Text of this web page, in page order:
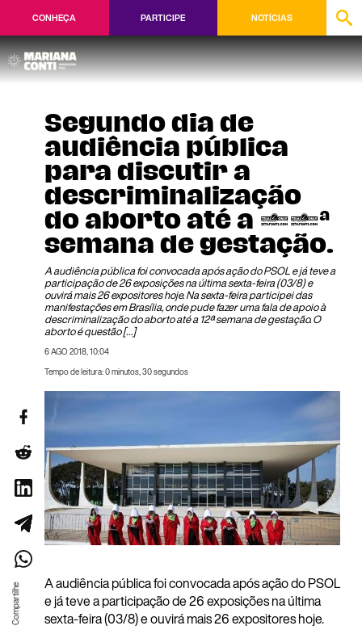
CONHEÇA PARTICIPE NOTÍCIAS
Segundo dia de
audiência pública
para discutir a
descriminalização
do aborto até a 12ª
semana de gestação.
A audiência pública foi convocada após ação do PSOL e já teve a
participação de 26 exposições na última sexta-feira (03/8) e
ouvirá mais 26 expositores hoje. Na sexta-feira participei das
manifestações em Brasília, onde pude fazer uma fala de apoio à
descriminalização do aborto até a 12ª semana de gestação. O
aborto é questão […]
6 AGO 2018, 10:04
Tempo de leitura: 0 minutos, 30 segundos
A audiência pública foi convocada após ação do PSOL
e já teve a participação de 26 exposições na última
sexta-feira (03/8) e ouvirá mais 26 expositores hoje.